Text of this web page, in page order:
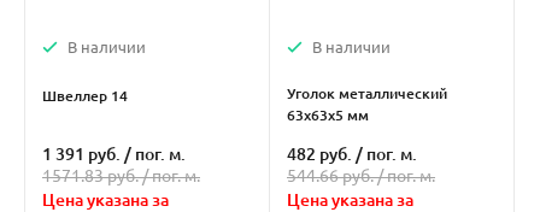
В наличии
Швеллер 14
1 391 руб. / пог. м.
1571.83 руб. /пог. м.
Цена указана за
В наличии
Уголок металлический
63х63х5 мм
482 руб. / пог. м.
544.66 руб. /пог. м.
Цена указана за